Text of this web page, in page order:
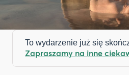
To wydarzenie już się
Zapraszamy na inne